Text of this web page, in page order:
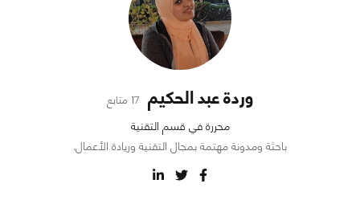
وردة عبد الحكيم 17 متابع
محررة في قسم التقنية
باحثة ومدونة مهتمة بمجال التقنية وريادة الأعمال.